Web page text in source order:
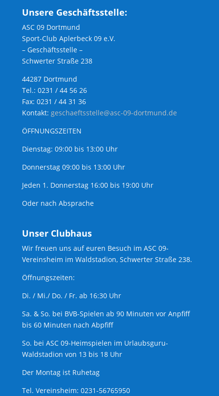
Unsere Geschäftsstelle:
ASC 09 Dortmund
Sport-Club Aplerbeck 09 e.V.
– Geschäftsstelle –
Schwerter Straße 238
44287 Dortmund
Tel.: 0231 / 44 56 26
Fax: 0231 / 44 31 36
Kontakt: geschaeftsstelle@asc-09-dortmund.de
ÖFFNUNGSZEITEN
Dienstag: 09:00 bis 13:00 Uhr
Donnerstag 09:00 bis 13:00 Uhr
Jeden 1. Donnerstag 16:00 bis 19:00 Uhr
Oder nach Absprache
Unser Clubhaus
Wir freuen uns auf euren Besuch im ASC 09-
Vereinsheim im Waldstadion, Schwerter Straße 238.
Öffnungszeiten:
Di. / Mi./ Do. / Fr. ab 16:30 Uhr
Sa. & So. bei BVB-Spielen ab 90 Minuten vor Anpfiff
bis 60 Minuten nach Abpfiff
So. bei ASC 09-Heimspielen im Urlaubsguru-
Waldstadion von 13 bis 18 Uhr
Der Montag ist Ruhetag
Tel. Vereinsheim: 0231-56765950